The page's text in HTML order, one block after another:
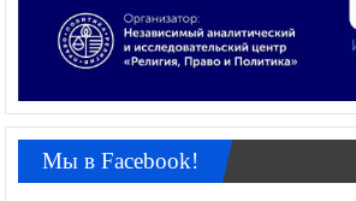
Мы в Facebook!